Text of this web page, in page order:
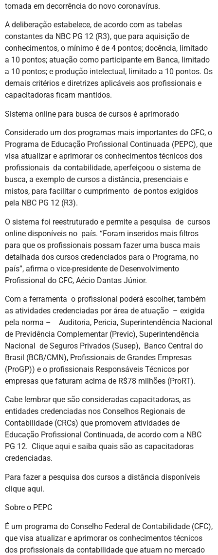
tomada em decorrência do novo coronavírus.
A deliberação estabelece, de acordo com as tabelas
constantes da NBC PG 12 (R3), que para aquisição de
conhecimentos, o mínimo é de 4 pontos; docência, limitado
a 10 pontos; atuação como participante em Banca, limitado
a 10 pontos; e produção intelectual, limitado a 10 pontos. Os
demais critérios e diretrizes aplicáveis aos profissionais e
capacitadoras ficam mantidos.
Sistema online para busca de cursos é aprimorado
Considerado um dos programas mais importantes do CFC, o
Programa de Educação Profissional Continuada (PEPC), que
visa atualizar e aprimorar os conhecimentos técnicos dos
profissionais da contabilidade, aperfeiçoou o sistema de
busca, a exemplo de cursos a distância, presenciais e
mistos, para facilitar o cumprimento de pontos exigidos
pela NBC PG 12 (R3).
O sistema foi reestruturado e permite a pesquisa de cursos
online disponíveis no país. “Foram inseridos mais filtros
para que os profissionais possam fazer uma busca mais
detalhada dos cursos credenciados para o Programa, no
país”, afirma o vice-presidente de Desenvolvimento
Profissional do CFC, Aécio Dantas Júnior.
Com a ferramenta o profissional poderá escolher, também
as atividades credenciadas por área de atuação – exigida
pela norma – Auditoria, Pericia, Superintendência Nacional
de Previdência Complementar (Previc), Superintendência
Nacional de Seguros Privados (Susep), Banco Central do
Brasil (BCB/CMN), Profissionais de Grandes Empresas
(ProGP)) e o profissionais Responsáveis Técnicos por
empresas que faturam acima de R$78 milhões (ProRT).
Cabe lembrar que são consideradas capacitadoras, as
entidades credenciadas nos Conselhos Regionais de
Contabilidade (CRCs) que promovem atividades de
Educação Profissional Continuada, de acordo com a NBC
PG 12. Clique aqui e saiba quais são as capacitadoras
credenciadas.
Para fazer a pesquisa dos cursos a distância disponíveis
clique aqui.
Sobre o PEPC
É um programa do Conselho Federal de Contabilidade (CFC),
que visa atualizar e aprimorar os conhecimentos técnicos
dos profissionais da contabilidade que atuam no mercado